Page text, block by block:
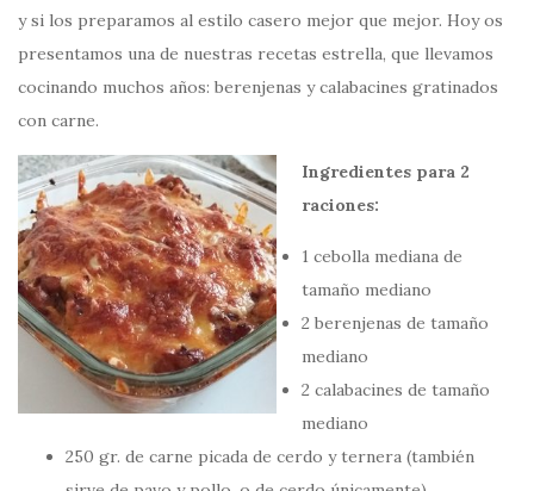
y si los preparamos al estilo casero mejor que mejor. Hoy os
presentamos una de nuestras recetas estrella, que llevamos
cocinando muchos años: berenjenas y calabacines gratinados
con carne.
Ingredientes para 2
raciones:
1 cebolla mediana de
tamaño mediano
2 berenjenas de tamaño
mediano
2 calabacines de tamaño
mediano
250 gr. de carne picada de cerdo y ternera (también